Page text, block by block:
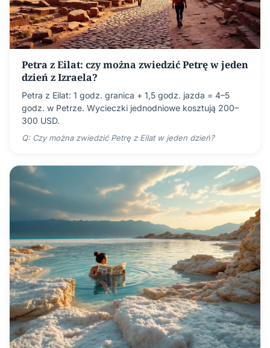
Petra z Eilat: czy można zwiedzić Petrę w jeden
dzień z Izraela?
Petra z Eilat: 1 godz. granica + 1,5 godz. jazda = 4–5
godz. w Petrze. Wycieczki jednodniowe kosztują 200–
300 USD.
Q: Czy można zwiedzić Petrę z Eilat w jeden dzień?